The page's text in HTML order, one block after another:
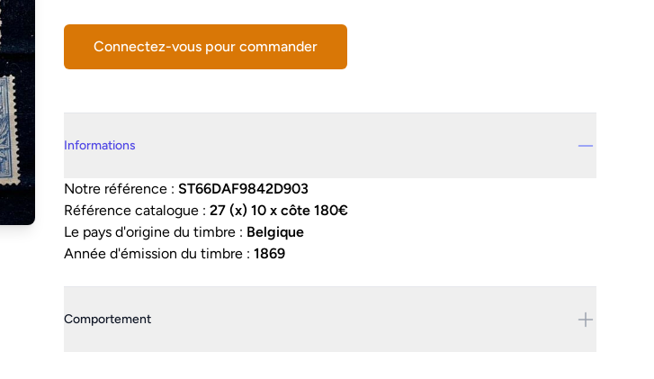
Connectez-vous pour commander
Informations
Notre référence : ST66DAF9842D903
Référence catalogue : 27 (x) 10 x côte 180€
Le pays d'origine du timbre : Belgique
Année d'émission du timbre : 1869
Comportement